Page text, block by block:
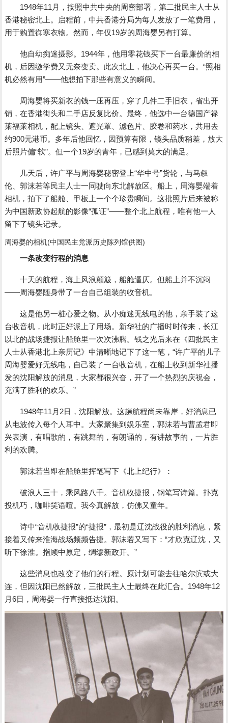
1948年11月，按照中共中央的周密部署，第二批民主人士从
香港秘密北上。启程前，中共香港分局为每人发放了一笔费用，
用于购置御寒衣物。然而，年仅19岁的周海婴另有打算。
他自幼痴迷摄影。1944年，他用零花钱买下一台最廉价的相
机，后因缴学费又无奈变卖。此次北上，他决心再买一台。“照相
机必然有用”――他想拍下那些有意义的瞬间。
周海婴将买新衣的钱一压再压，穿了几件二手旧衣，省出开
销，在香港街头和二手店反复比价。最终，他选中一台德国产禄
莱福莱相机，配上镜头、遮光罩、滤色片、胶卷和药水，共用去
约900元港币。多年后他回忆，因预算有限，镜头品质稍差，放大
后照片偏“软”。但一个19岁的青年，已感到莫大的满足。
几天后，许广平与周海婴秘密登上“华中号”货轮，与马叙
伦、郭沫若等民主人士一同驶向东北解放区。船上，周海婴端着
相机，拍下了船舱、甲板上一个个珍贵瞬间。这批照片后来被称
为中国新政协起航的影像“孤证”――整个北上航程，唯有他一人
留下了镜头记录。
周海婴的相机(中国民主党派历史陈列馆供图)
一条改变行程的消息
十天的航程，海上风浪颠簸，船舱逼仄。但船上并不沉闷
――周海婴随身带了一台自己组装的收音机。
这是他另一桩心爱之物。从小痴迷无线电的他，亲手装了这
台收音机，此时正好派上了用场。新华社的广播时时传来，长江
以北的战场捷报让船舱里一次次沸腾。钱之光后来在《四批民主
人士从香港北上亲历记》中清晰地记下了这一笔，“许广平的儿子
周海婴爱好无线电，自己装了一台收音机，在船上收到新华社播
发的沈阳解放的消息，大家都很兴奋，开了一个热烈的庆祝会，
充满了胜利的欢乐。”
1948年11月2日，沈阳解放。这趟航程尚未靠岸，好消息已
从电波传入每个人耳中。大家聚集到娱乐室，郭沫若与曹孟君即
兴表演，有唱歌的，有跳舞的，有朗诵的，有讲故事的，一片胜
利的欢腾。
郭沫若当即在船舱里挥笔写下《北上纪行》：
破浪人三十，乘风路八千。音机收捷报，钢笔写诗篇。扑克
投机巧，咖啡笑语喧。我今真解放，仿佛又童年。
诗中“音机收捷报”的“捷报”，最初是辽沈战役的胜利消息，紧
接着又传来淮海战场频频告捷。郭沫若又写下：“才欣克辽沈，又
听下徐淮。指顾中原定，绸缪新政开。”
这些消息也改变了他们的行程。原计划可能去往哈尔滨或大
连，但因沈阳已然解放，三批民主人士最终在此汇合。1948年12
月6日，周海婴一行直接抵达沈阳。